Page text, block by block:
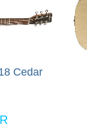
Cedar